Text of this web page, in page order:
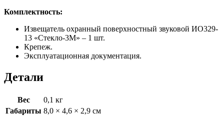
Комплектность:
Извещатель охранный поверхностный звуковой ИО329-
13 «Стекло-3М» – 1 шт.
Крепеж.
Эксплуатационная документация.
Детали
Вес
0,1 кг
Габариты 8,0 × 4,6 × 2,9 см